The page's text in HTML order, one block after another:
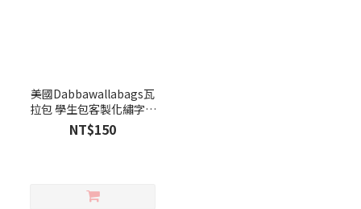
美國Dabbawallabags瓦
拉包 學生包客製化繡字服
務
NT$150